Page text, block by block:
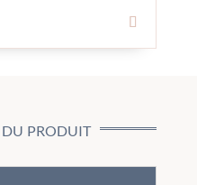
produit